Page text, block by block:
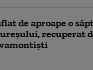
de aproape o
recuperat